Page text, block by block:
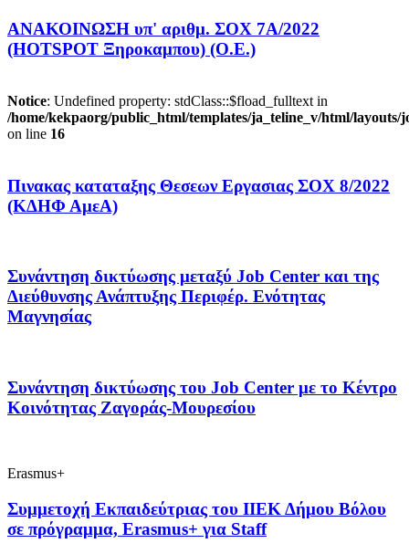
ΑΝΑΚΟΙΝΩΣΗ υπ' αριθμ. ΣΟΧ 7Α/2022
(HOTSPOT Ξηροκαμπου) (Ο.Ε.)
Notice: Undefined property: stdClass::$fload_fulltext in
/home/kekpaorg/public_html/templates/ja_teline_v/html/
on line 16
Πινακας καταταξης Θεσεων Εργασιας ΣΟΧ 8/2022
(ΚΔΗΦ ΑμεΑ)
Συνάντηση δικτύωσης μεταξύ Job Center και της
Διεύθυνσης Ανάπτυξης Περιφέρ. Ενότητας
Μαγνησίας
Συνάντηση δικτύωσης του Job Center με το Κέντρο
Κοινότητας Ζαγοράς-Μουρεσίου
Erasmus+
Συμμετοχή Εκπαιδεύτριας του ΙΙΕΚ Δήμου Βόλου
σε πρόγραμμα, Erasmus+ για Staff